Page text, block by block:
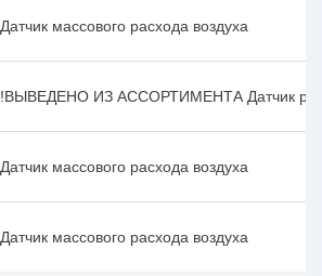
Датчик массового расхода воздуха
!ВЫВЕДЕНО ИЗ АССОРТИМЕНТА Датчик
Датчик массового расхода воздуха
Датчик массового расхода воздуха